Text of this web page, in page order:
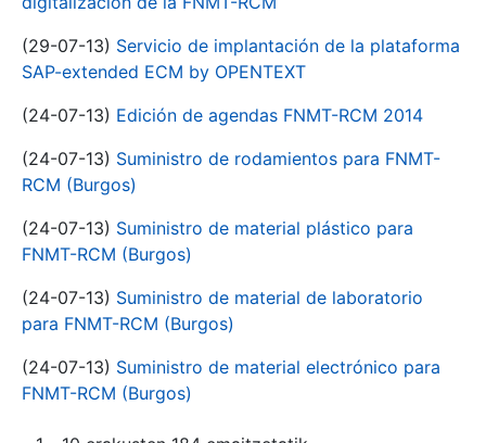
(29-07-13) Servicio de implantación de la plataforma
SAP-extended ECM by OPENTEXT
(24-07-13) Edición de agendas FNMT-RCM 2014
(24-07-13) Suministro de rodamientos para FNMT-
RCM (Burgos)
(24-07-13) Suministro de material plástico para
FNMT-RCM (Burgos)
(24-07-13) Suministro de material de laboratorio
para FNMT-RCM (Burgos)
(24-07-13) Suministro de material electrónico para
FNMT-RCM (Burgos)